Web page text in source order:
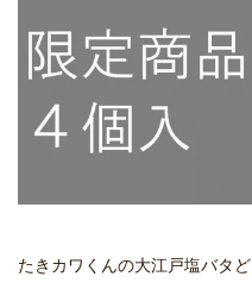
たきカワくんの大江戸塩バタど